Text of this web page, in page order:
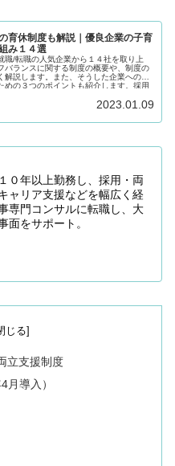
育休制度も解説｜優良企業の子育
み１４選
職/転職の人気企業から１４社を取り上
バランスに関する制度の概要や、制度の
解説します。また、そうした企業への転
めの３つのポイントも紹介します。採用
2023.01.09
０年以上勤務し、採用・両
ャリア支援などを幅広く経
専門コンサルに転職し、大
面をサポート。
立支援制度
月導入）